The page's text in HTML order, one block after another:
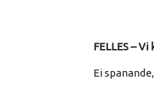
FELLES –
Ei